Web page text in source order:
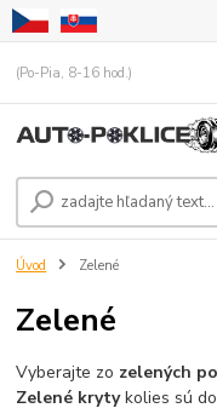
(Po-Pia, 8-16 hod.)
Úvod Zelené
Zelené
Vyberajte zo zelených
Zelené krytykolies sú